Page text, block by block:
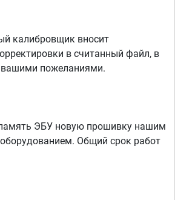
калибровщик вносит
в считанный файл, в
вашими пожеланиями.
ЭБУ новую прошивку нашим
Общий срок работ